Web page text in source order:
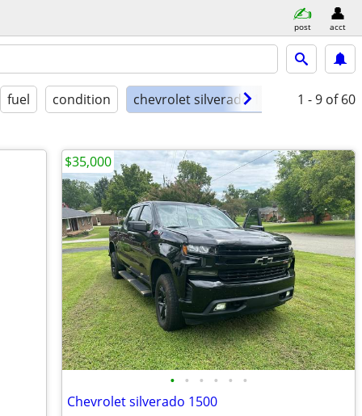
post acct
fuel condition chevrolet silverado 1500 1 - 9 of 60
• • • • • •
Chevrolet silverado 1500
$35,000